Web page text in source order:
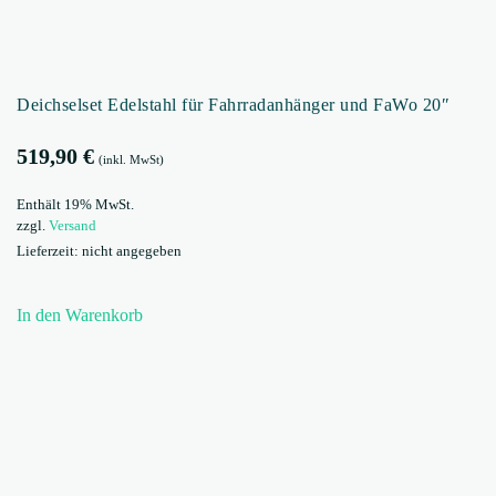
Deichselset Edelstahl für Fahrradanhänger und FaWo 20″
519,90 € (inkl. MwSt)
Enthält 19% MwSt.
zzgl. Versand
Lieferzeit: nicht angegeben
In den Warenkorb